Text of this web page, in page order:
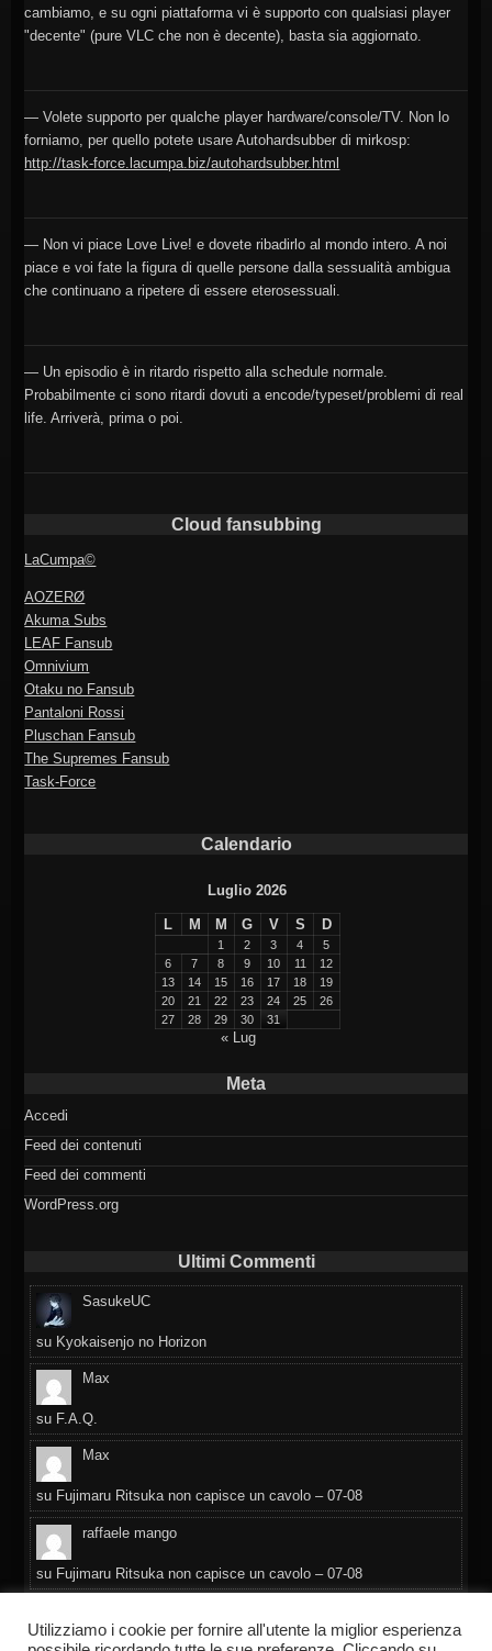
cambiamo, e su ogni piattaforma vi è supporto con qualsiasi player
"decente" (pure VLC che non è decente), basta sia aggiornato.
— Volete supporto per qualche player hardware/console/TV. Non lo
forniamo, per quello potete usare Autohardsubber di mirkosp:
http://task-force.lacumpa.biz/autohardsubber.html
— Non vi piace Love Live! e dovete ribadirlo al mondo intero. A noi
piace e voi fate la figura di quelle persone dalla sessualità ambigua
che continuano a ripetere di essere eterosessuali.
— Un episodio è in ritardo rispetto alla schedule normale.
Probabilmente ci sono ritardi dovuti a encode/typeset/problemi di real
life. Arriverà, prima o poi.
Cloud fansubbing
LaCumpa©
AOZERØ
Akuma Subs
LEAF Fansub
Omnivium
Otaku no Fansub
Pantaloni Rossi
Pluschan Fansub
The Supremes Fansub
Task-Force
Calendario
Luglio 2026
L M M G V S D
1 2 3 4
5
6
7 8 9 10 11
12
13
14 15 16 17 18
19
20
21 22 23 24 25
26
27
28 29 30 31
« Lug
Meta
Accedi
Feed dei contenuti
Feed dei commenti
WordPress.org
Ultimi Commenti
SasukeUC
su Kyokaisenjo no Horizon
Max
su F.A.Q.
Max
su Fujimaru Ritsuka non capisce un cavolo – 07-08
raffaele mango
su Fujimaru Ritsuka non capisce un cavolo – 07-08
Utilizziamo i cookie per fornire all'utente la miglior esperienza